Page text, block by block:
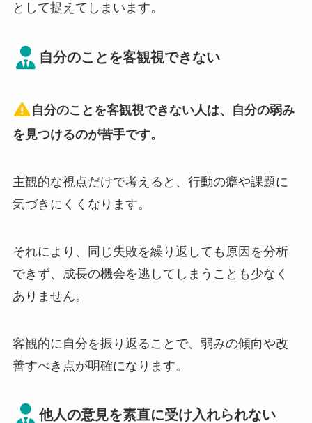
として捉えてしまいます。
自分のことを客観視できない
自分のことを客観視できない人は、自分の弱み
を見つけるのが苦手です。
主観的な視点だけで考えると、行動の癖や課題に
気づきにくくなります。
それにより、同じ失敗を繰り返しても原因を分析
できず、成長の機会を逃してしまうことも少なく
ありません。
客観的に自分を振り返ることで、弱みの傾向や改
善すべき点が明確になります。
他人の意見を素直に受け入れられない